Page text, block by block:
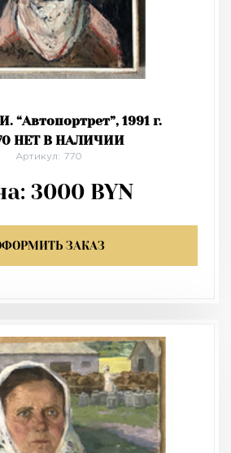
“Автопортрет”, 1991 г.
НЕТ В НАЛИЧИИ
Артикул: 770
3000BYN
ЗАКАЗ